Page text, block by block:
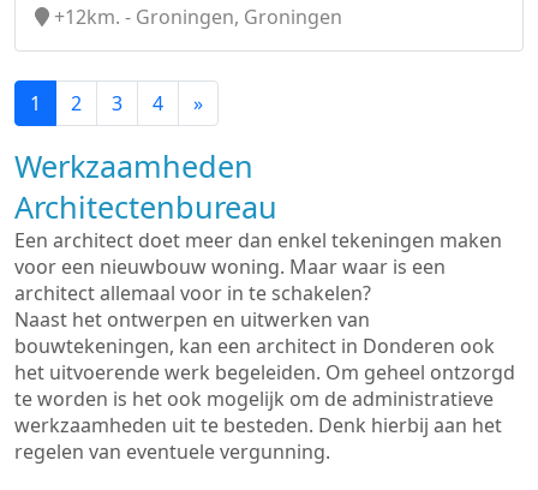
+12km. - Groningen, Groningen
1 2 3 4 »
Werkzaamheden
Architectenbureau
Een architect doet meer dan enkel tekeningen maken
voor een nieuwbouw woning. Maar waar is een
architect allemaal voor in te schakelen?
Naast het ontwerpen en uitwerken van
bouwtekeningen, kan een architect in Donderen ook
het uitvoerende werk begeleiden. Om geheel ontzorgd
te worden is het ook mogelijk om de administratieve
werkzaamheden uit te besteden. Denk hierbij aan het
regelen van eventuele vergunning.